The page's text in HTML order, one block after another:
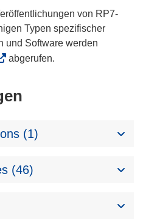
von RP7-
Typen spezifischer
und Software werden
abgerufen.
(1)
(46)